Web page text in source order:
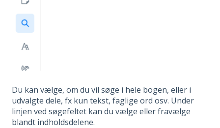
Du kan vælge, om du vil søge i hele bogen, eller i
udvalgte dele, fx kun tekst, faglige ord osv. Under
linjen ved søgefeltet kan du vælge eller fravælge
blandt indholdsdelene.